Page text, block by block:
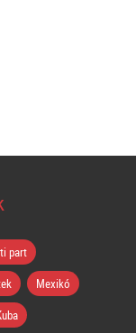
part
Mexikó